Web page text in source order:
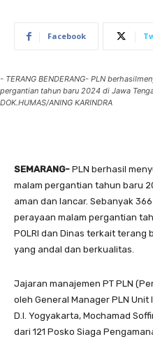
Facebook
- TERANG BENDERANG- PLN
pergantian tahun baru 2024 di Jawa
DOK.HUMAS/ANING KARINDRA
SEMARANG- PLN berhasil
malam pergantian tahun baru
aman dan lancar. Sebanyak
perayaan malam pergantian
POLRI dan Dinas terkait
yang andal dan berkualitas.
Jajaran manajemen PT PLN
oleh General Manager PLN
D.I. Yogyakarta, Mochamad
dari 121 Posko Siaga